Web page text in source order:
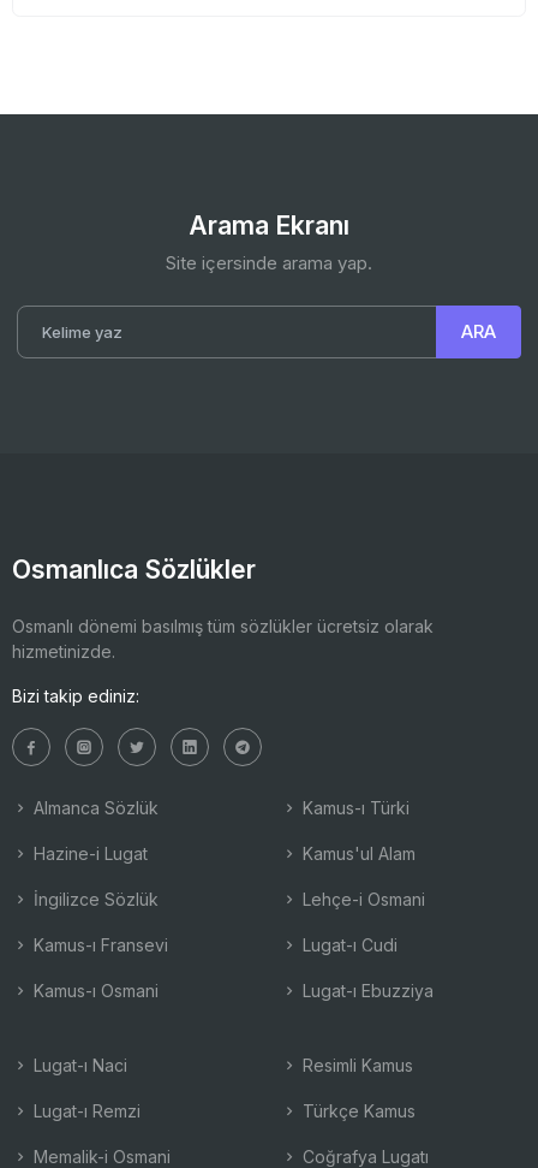
Arama Ekranı
Site içersinde arama yap.
Osmanlıca Sözlükler
Osmanlı dönemi basılmış tüm sözlükler ücretsiz olarak
hizmetinizde.
Bizi takip ediniz:
Almanca Sözlük
Hazine-i Lugat
İngilizce Sözlük
Kamus-ı Fransevi
Kamus-ı Osmani
Kamus-ı Türki
Kamus'ul Alam
Lehçe-i Osmani
Lugat-ı Cudi
Lugat-ı Ebuzziya
Lugat-ı Naci
Lugat-ı Remzi
Memalik-i Osmani
Resimli Kamus
Türkçe Kamus
Coğrafya Lugatı